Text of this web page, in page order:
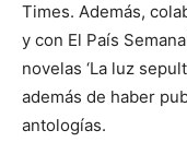
Times. Además,
y con El País
novelas ‘La luz
además de haber
antologías.